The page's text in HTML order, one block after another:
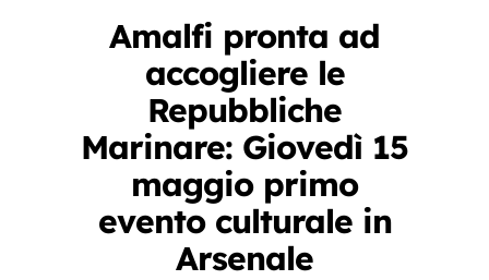
Amalfi pronta ad
accogliere le
Repubbliche
Marinare: Giovedì 15
maggio primo
evento culturale in
Arsenale